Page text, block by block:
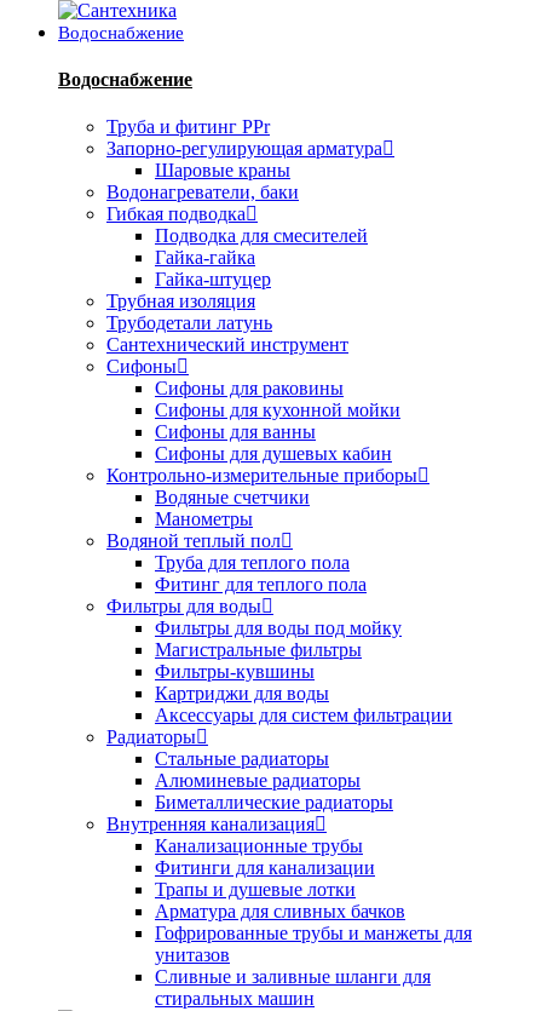
Водоснабжение
Водоснабжение
Труба и фитинг PPr
Запорно-регулирующая арматура
Шаровые краны
Водонагреватели, баки
Гибкая подводка
Подводка для смесителей
Гайка-гайка
Гайка-штуцер
Трубная изоляция
Трубодетали латунь
Сантехнический инструмент
Сифоны
Сифоны для раковины
Сифоны для кухонной мойки
Сифоны для ванны
Сифоны для душевых кабин
Контрольно-измерительные приборы
Водяные счетчики
Манометры
Водяной теплый пол
Труба для теплого пола
Фитинг для теплого пола
Фильтры для воды
Фильтры для воды под мойку
Магистральные фильтры
Фильтры-кувшины
Картриджи для воды
Аксессуары для систем фильтрации
Радиаторы
Стальные радиаторы
Алюминевые радиаторы
Биметаллические радиаторы
Внутренняя канализация
Канализационные трубы
Фитинги для канализации
Трапы и душевые лотки
Арматура для сливных бачков
Гофрированные трубы и манжеты для
унитазов
Сливные и заливные шланги для
стиральных машин